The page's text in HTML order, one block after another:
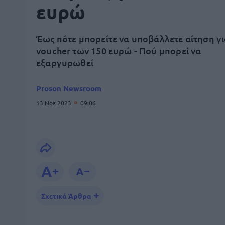
ευρώ
Έως πότε μπορείτε να υποβάλλετε αίτηση
voucher των 150 ευρώ - Πού μπορεί να
εξαργυρωθεί
Proson Newsroom
13 Νοε 2023 09:06
Σχετικά Άρθρα